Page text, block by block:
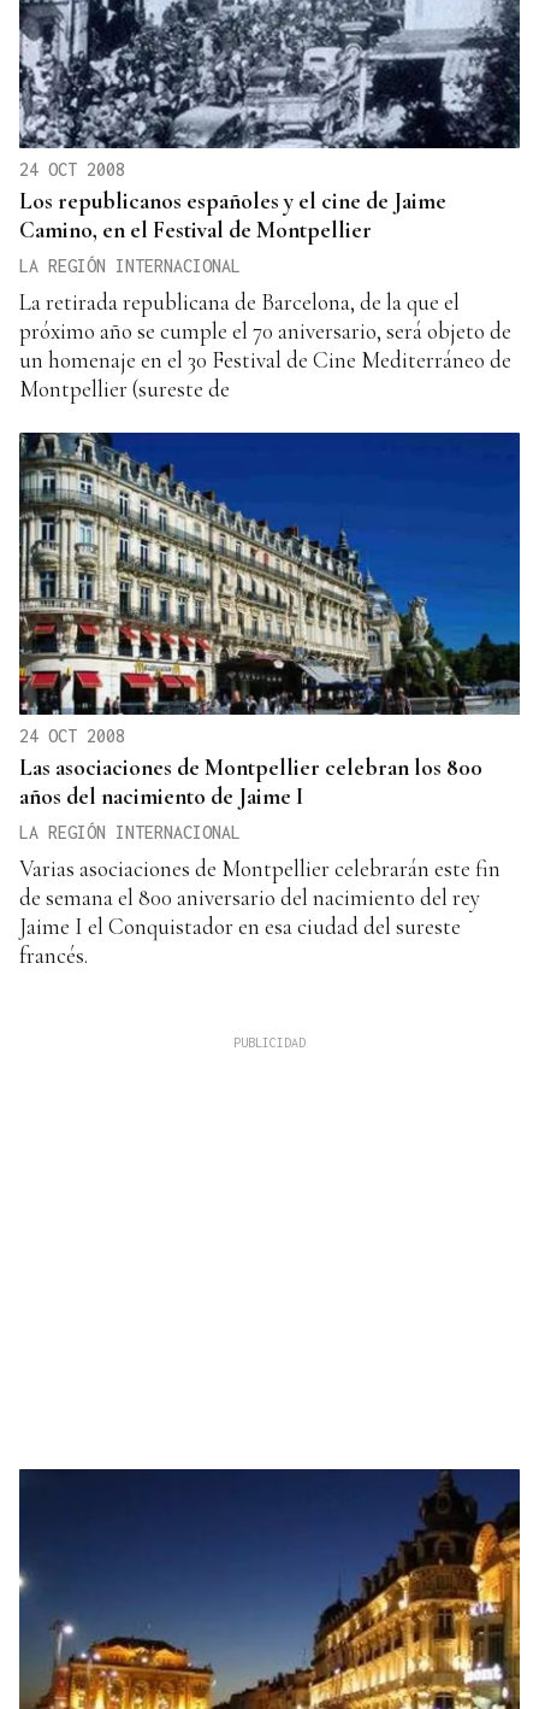
24 OCT 2008
Los republicanos españoles y el cine de Jaime
Camino, en el Festival de Montpellier
LA REGIÓN INTERNACIONAL
La retirada republicana de Barcelona, de la que el
próximo año se cumple el 70 aniversario, será objeto de
un homenaje en el 30 Festival de Cine Mediterráneo de
Montpellier (sureste de
24 OCT 2008
Las asociaciones de Montpellier celebran los 800
años del nacimiento de Jaime I
LA REGIÓN INTERNACIONAL
Varias asociaciones de Montpellier celebrarán este fin
de semana el 800 aniversario del nacimiento del rey
Jaime I el Conquistador en esa ciudad del sureste
francés.